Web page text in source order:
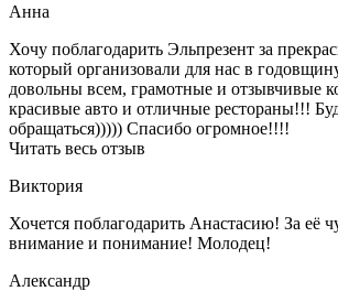
Анна
Хочу поблагодарить Эльпрезент за
который организовали для нас в
довольны всем, грамотные и отзывчивые
красивые авто и отличные рестораны!!!
обращаться))))) Спасибо огромное!!!!
Читать весь отзыв
Виктория
Хочется поблагодарить Анастасию! За её
внимание и понимание! Молодец!
Александр